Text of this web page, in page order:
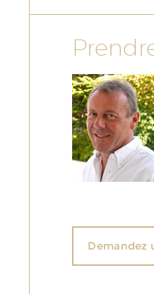
Demandez